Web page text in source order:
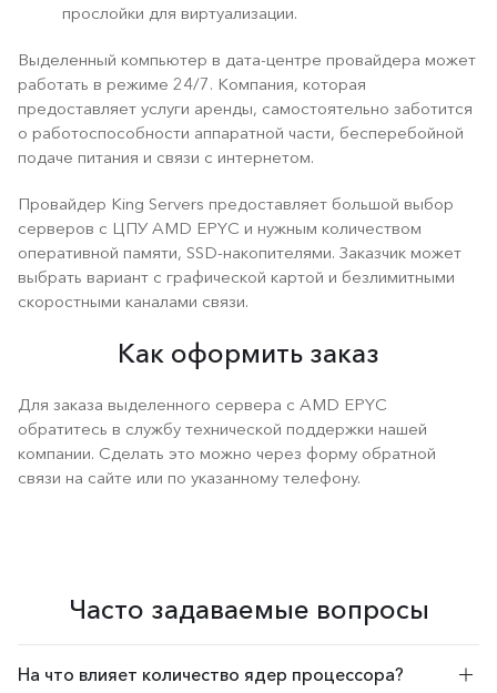
прослойки для виртуализации.
Выделенный компьютер в дата-центре провайдера может
работать в режиме 24/7. Компания, которая
предоставляет услуги аренды, самостоятельно заботится
о работоспособности аппаратной части, бесперебойной
подаче питания и связи с интернетом.
Провайдер King Servers предоставляет большой выбор
серверов с ЦПУ AMD EPYC и нужным количеством
оперативной памяти, SSD-накопителями. Заказчик может
выбрать вариант с графической картой и безлимитными
скоростными каналами связи.
Как оформить заказ
Для заказа выделенного сервера с AMD EPYC
обратитесь в службу технической поддержки нашей
компании. Сделать это можно через форму обратной
связи на сайте или по указанному телефону.
Часто задаваемые вопросы
На что влияет количество ядер процессора?